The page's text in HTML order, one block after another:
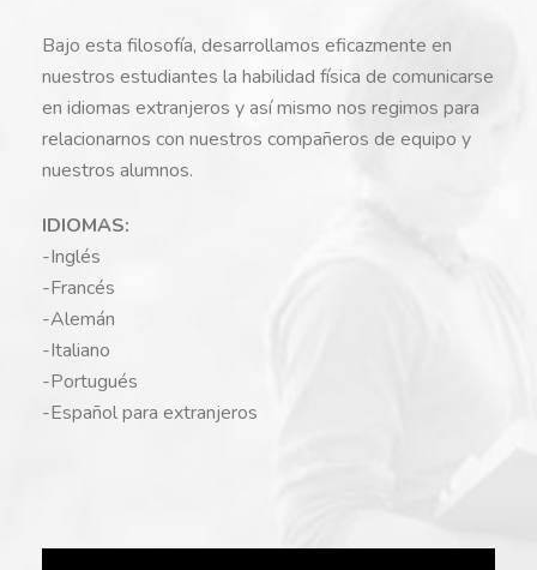
Bajo esta filosofía, desarrollamos eficazmente en
nuestros estudiantes la habilidad física de comunicarse
en idiomas extranjeros y así mismo nos regimos para
relacionarnos con nuestros compañeros de equipo y
nuestros alumnos.
IDIOMAS:
-Inglés
-Francés
-Alemán
-Italiano
-Portugués
-Español para extranjeros